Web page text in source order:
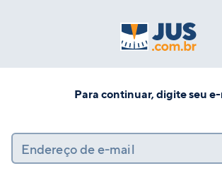
Para continuar, digite seu
Endereço de e-mail